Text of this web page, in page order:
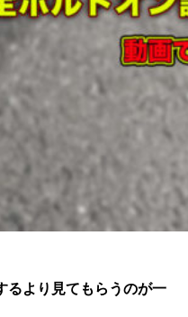
るより見てもらうのが一